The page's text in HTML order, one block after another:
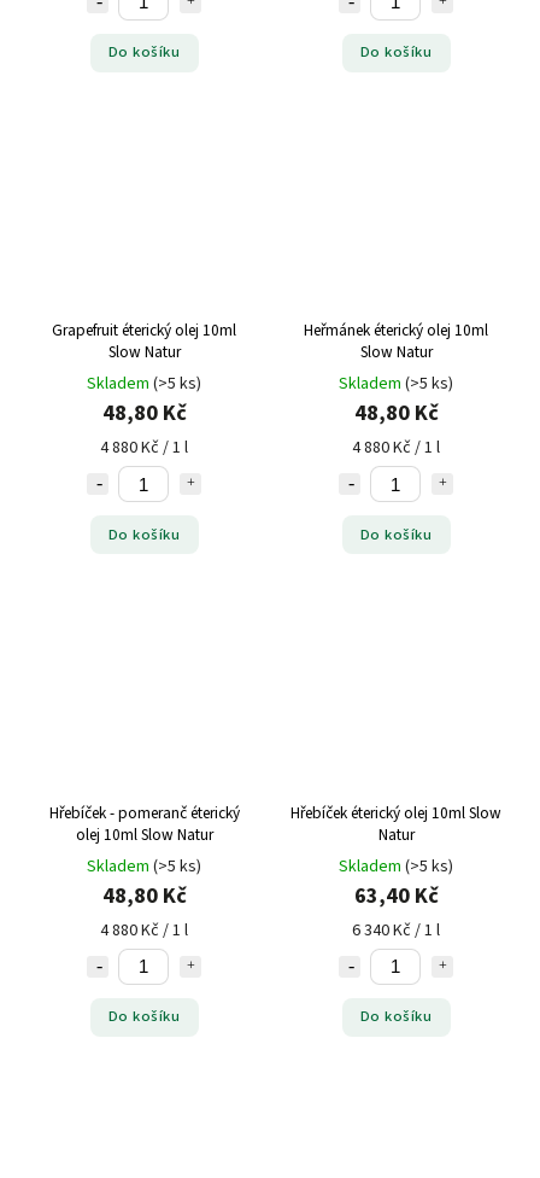
Do košíku Do košíku
Grapefruit éterický olej 10ml
Slow Natur
Skladem (>5 ks)
48,80 Kč
4 880 Kč / 1 l
Do košíku
Heřmánek éterický olej 10ml
Slow Natur
Skladem (>5 ks)
48,80 Kč
4 880 Kč / 1 l
Do košíku
Hřebíček - pomeranč éterický
olej 10ml Slow Natur
Skladem (>5 ks)
48,80 Kč
4 880 Kč / 1 l
Do košíku
Hřebíček éterický olej 10ml Slow
Natur
Skladem (>5 ks)
63,40 Kč
6 340 Kč / 1 l
Do košíku